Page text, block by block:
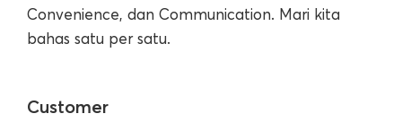
Convenience, dan Communication. Mari kita
bahas satu per satu.
Customer